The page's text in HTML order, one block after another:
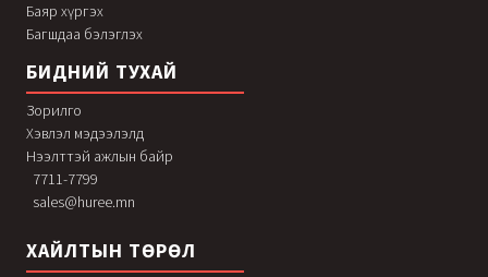
Баяр хүргэх
Багшдаа бэлэглэх
БИДНИЙ ТУХАЙ
Зорилго
Хэвлэл мэдээлэлд
Нээлттэй ажлын байр
7711-7799
sales@huree.mn
ХАЙЛТЫН ТӨРӨЛ